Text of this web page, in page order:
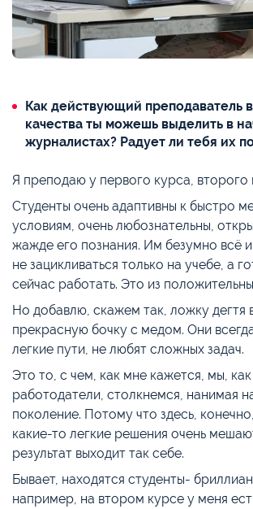
Как действующий преподаватель
качества ты можешь выделить в
журналистах? Радует ли тебя их
Я преподаю у первого курса, второго
Студенты очень адаптивны к быстро
условиям, очень любознательны,
жажде его познания. Им безумно всё
не зацикливаться только на учебе, а
сейчас работать. Это из
Но добавлю, скажем так, ложку дегтя
прекрасную бочку с медом. Они
легкие пути, не любят сложных задач.
Это то, с чем, как мне кажется, мы,
работодатели, столкнемся, нанимая
поколение. Потому что здесь,
какие-то легкие решения очень
результат выходит так себе.
Бывает, находятся студенты-
например, на втором курсе у меня